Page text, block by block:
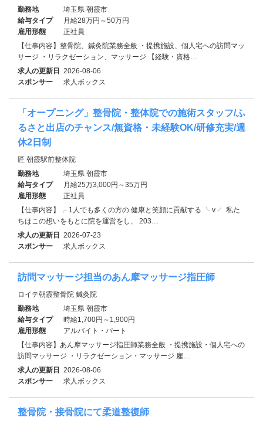
勤務地
埼玉県 朝霞市
給与タイプ
月給28万円～50万円
雇用形態
正社員
【仕事内容】整骨院、鍼灸院業務全般 ・提携施設、個人宅への訪問マッ
サージ ・リラクゼーション、マッサージ 【経験・資格…
求人の更新日 2026-08-06
スポンサー
求人ボックス
「オープニング」整骨院・整体院での施術スタッフ/ふ
るさと出店のチャンス/無資格・未経験OK/研修充実/週
休2日制
匠 朝霞駅前整体院
勤務地
埼玉県 朝霞市
給与タイプ
月給25万3,000円～35万円
雇用形態
正社員
【仕事内容】╭ 1人でも多くの方の 健康と笑顔に貢献する ╰ v ╯ 私た
ちはこの想いをもとに院を運営をし、 203…
求人の更新日 2026-07-23
スポンサー
求人ボックス
訪問マッサージ担当のあん摩マッサージ指圧師
ロイテ朝霞整骨院 鍼灸院
勤務地
埼玉県 朝霞市
給与タイプ
時給1,700円～1,900円
雇用形態
アルバイト・パート
【仕事内容】あん摩マッサージ指圧師業務全般 ・提携施設・個人宅への
訪問マッサージ ・リラクゼーション・マッサージ 雇…
求人の更新日 2026-08-06
スポンサー
求人ボックス
整骨院・接骨院にて柔道整復師